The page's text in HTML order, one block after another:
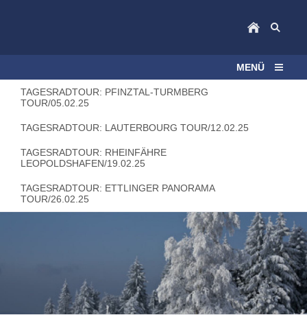
MENÜ
TAGESRADTOUR: PFINZTAL-TURMBERG
TOUR/05.02.25
TAGESRADTOUR: LAUTERBOURG TOUR/12.02.25
TAGESRADTOUR: RHEINFÄHRE
LEOPOLDSHAFEN/19.02.25
TAGESRADTOUR: ETTLINGER PANORAMA
TOUR/26.02.25